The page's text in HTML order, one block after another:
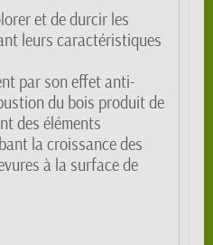
et de durcir les
leurs caractéristiques
par son effet anti-
du bois produit de
des éléments
la croissance des
à la surface de